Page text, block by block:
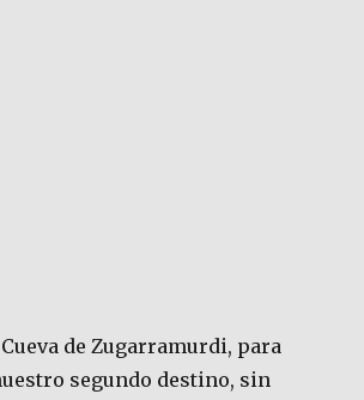
de Zugarramurdi, para
segundo destino, sin